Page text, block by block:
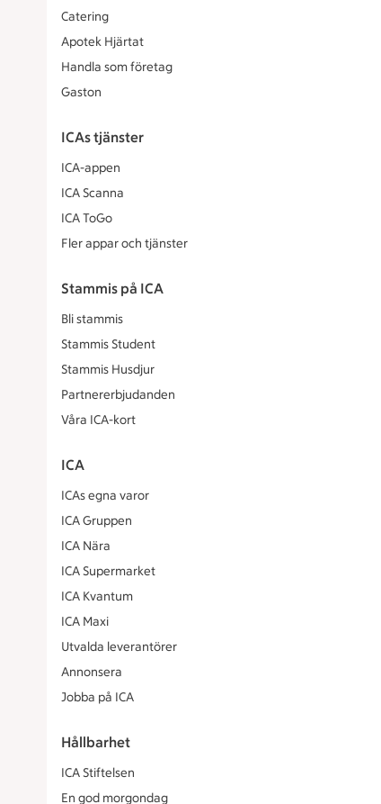
Catering
Apotek Hjärtat
Handla som företag
Gaston
ICAs tjänster
ICA-appen
ICA Scanna
ICA ToGo
Fler appar och tjänster
Stammis på ICA
Bli stammis
Stammis Student
Stammis Husdjur
Partnererbjudanden
Våra ICA-kort
ICA
ICAs egna varor
ICA Gruppen
ICA Nära
ICA Supermarket
ICA Kvantum
ICA Maxi
Utvalda leverantörer
Annonsera
Jobba på ICA
Hållbarhet
ICA Stiftelsen
En god morgondag